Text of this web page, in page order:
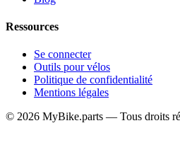
Ressources
Se connecter
Outils pour vélos
Politique de confidentialité
Mentions légales
© 2026 MyBike.parts — Tous droits